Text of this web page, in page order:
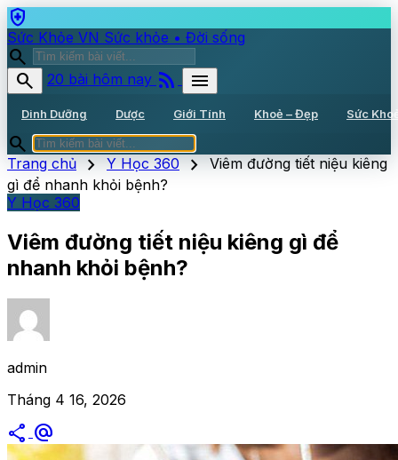
health_and_safety
Sức Khỏe VN Sức khỏe • Đời sống
search
search
20 bài hôm nay rss_feed menu
Dinh Dưỡng Dược Giới Tính Khoẻ – Đẹp Sức
search
Trang chủ chevron_right Y Học 360 chevron_right Viêm đường tiết niệu kiêng
gì để nhanh khỏi bệnh?
Y Học 360
Viêm đường tiết niệu kiêng gì để
nhanh khỏi bệnh?
admin
Tháng 4 16, 2026
share alternate_email